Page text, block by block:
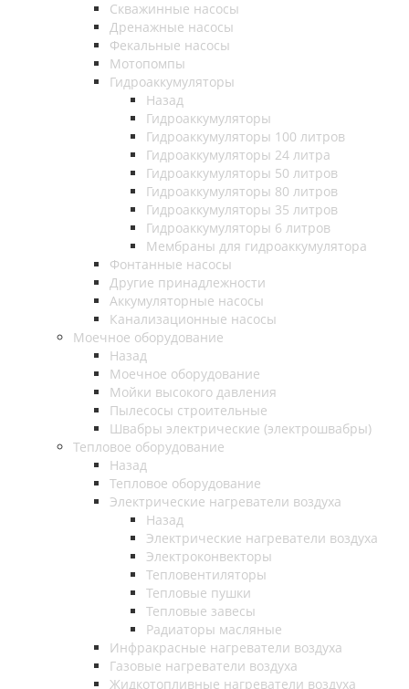
Скважинные насосы
Дренажные насосы
Фекальные насосы
Мотопомпы
Гидроаккумуляторы
Назад
Гидроаккумуляторы
Гидроаккумуляторы 100 литров
Гидроаккумуляторы 24 литра
Гидроаккумуляторы 50 литров
Гидроаккумуляторы 80 литров
Гидроаккумуляторы 35 литров
Гидроаккумуляторы 6 литров
Мембраны для гидроаккумулятора
Фонтанные насосы
Другие принадлежности
Аккумуляторные насосы
Канализационные насосы
Моечное оборудование
Назад
Моечное оборудование
Мойки высокого давления
Пылесосы строительные
Швабры электрические (электрошвабры)
Тепловое оборудование
Назад
Тепловое оборудование
Электрические нагреватели воздуха
Назад
Электрические нагреватели воздуха
Электроконвекторы
Тепловентиляторы
Тепловые пушки
Тепловые завесы
Радиаторы масляные
Инфракрасные нагреватели воздуха
Газовые нагреватели воздуха
Жидкотопливные нагреватели воздуха